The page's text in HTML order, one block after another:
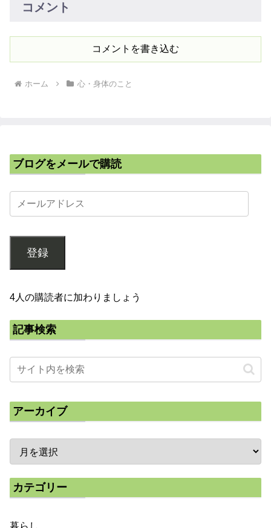
コメント
コメントを書き込む
ホーム 心・身体のこと
ブログをメールで購読
登録
4人の購読者に加わりましょう
記事検索
アーカイブ
カテゴリー
暮らし